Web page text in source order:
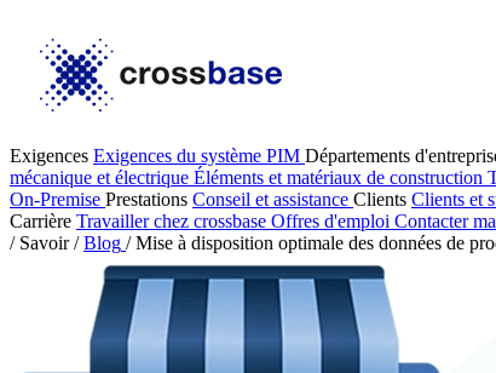
Exigences Exigences du système PIM Départements
mécanique et électrique Éléments et matériaux de construction
On-Premise Prestations Conseil et assistance Clients Clients et
Carrière Travailler chez crossbase Offres d'emploi Contacter
/ Savoir / Blog / Mise à disposition optimale des données de